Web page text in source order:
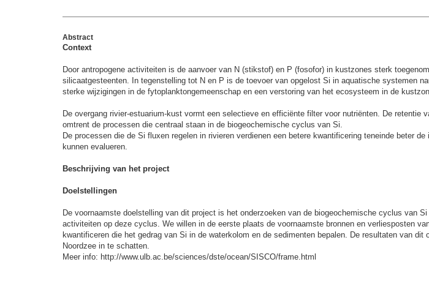
Abstract
Context
Door antropogene activiteiten is de aanvoer van N (stikstof) en P (fosofor) in kustzones sterk
silicaatgesteenten. In tegenstelling tot N en P is de toevoer van opgelost Si in aquatische systemen
sterke wijzigingen in de fytoplanktongemeenschap en een verstoring van het ecosysteem in de
De overgang rivier-estuarium-kust vormt een selectieve en efficiënte filter voor nutriënten. De
omtrent de processen die centraal staan in de biogeochemische cyclus van Si.
De processen die de Si fluxen regelen in rivieren verdienen een betere kwantificering teneinde beter
kunnen evalueren.
Beschrijving van het project
Doelstellingen
De voornaamste doelstelling van dit project is het onderzoeken van de biogeochemische cyclus van
activiteiten op deze cyclus. We willen in de eerste plaats de voornaamste bronnen en verliesposten
kwantificeren die het gedrag van Si in de waterkolom en de sedimenten bepalen. De resultaten van
Noordzee in te schatten.
Meer info: http://www.ulb.ac.be/sciences/dste/ocean/SISCO/frame.html